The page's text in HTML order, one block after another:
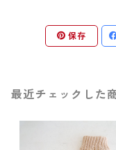
保存
最近チェックした